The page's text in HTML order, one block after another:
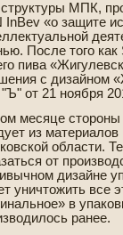
МПК,
InBev «о защите
После того
пива
с дизайном
от 21 ноября
месяце
из
области.
от
дизайне
уничтожить все
в
ранее.